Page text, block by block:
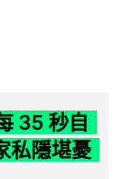
35 秒自
私隱堪憂